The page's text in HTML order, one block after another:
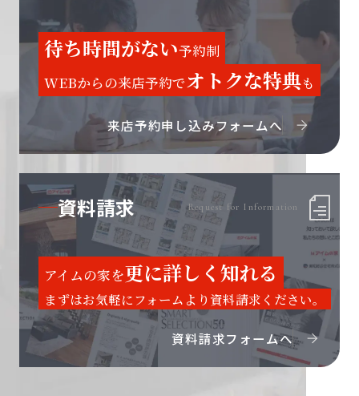
待ち時間がない予約制
WEBからの来店予約でオトクな特典も
来店予約申し込みフォームへ
Request for Information
資料請求
アイムの家を更に詳しく知れる
まずはお気軽にフォームより資料請求ください。
資料請求フォームへ